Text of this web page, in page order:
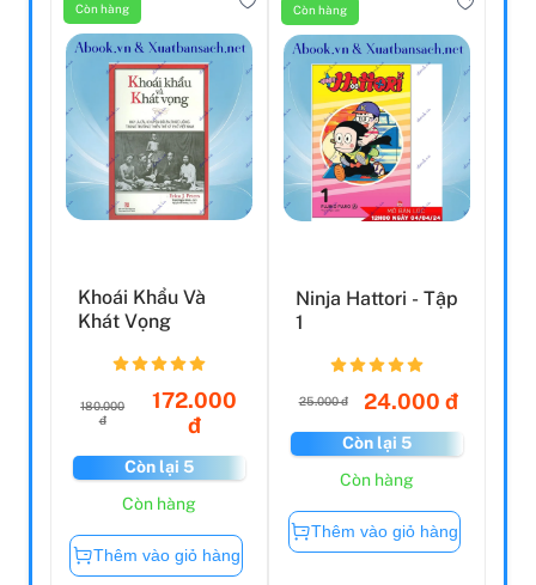
Còn hàng
Khoái Khẩu Và
Khát Vọng
180.000
đ
172.000
đ
Còn lại 5
Còn hàng
Thêm vào giỏ hàng
Còn hàng
Ninja Hattori - Tập
1
25.000 đ 24.000 đ
Còn lại 5
Còn hàng
Thêm vào giỏ hàng